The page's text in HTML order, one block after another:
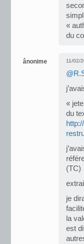
«
du
ânonime 11/02/
«
du
(TC)
je
la
est